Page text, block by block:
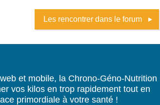
Les rencontrer dans le forum
et mobile, la Chrono-Géno-Nutrition
vos kilos en trop rapidement tout en
primordiale à votre santé !